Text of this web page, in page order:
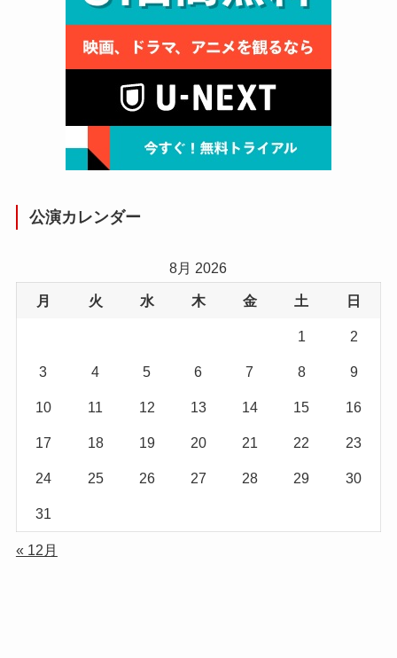
公演カレンダー
8月 2026
月 火 水 木 金 土 日
1 2
3 4 5 6 7 8 9
10 11 12 13 14 15 16
17 18 19 20 21 22 23
24 25 26 27 28 29 30
31
« 12月